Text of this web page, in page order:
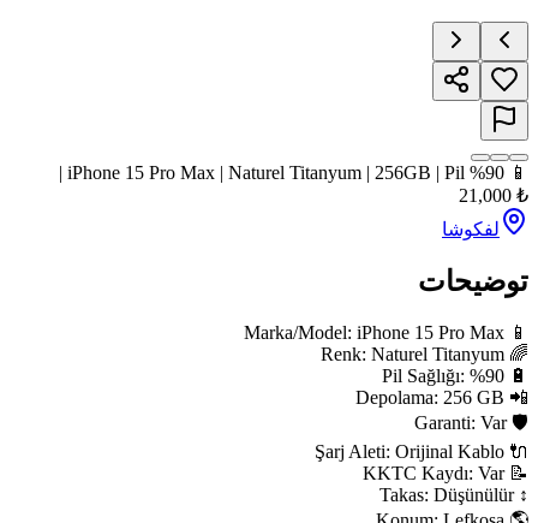
📱 iPhone 15 Pro Max | Naturel Titanyum | 256GB | Pil %90 |
₺
21,000
لفکوشا
توضیحات